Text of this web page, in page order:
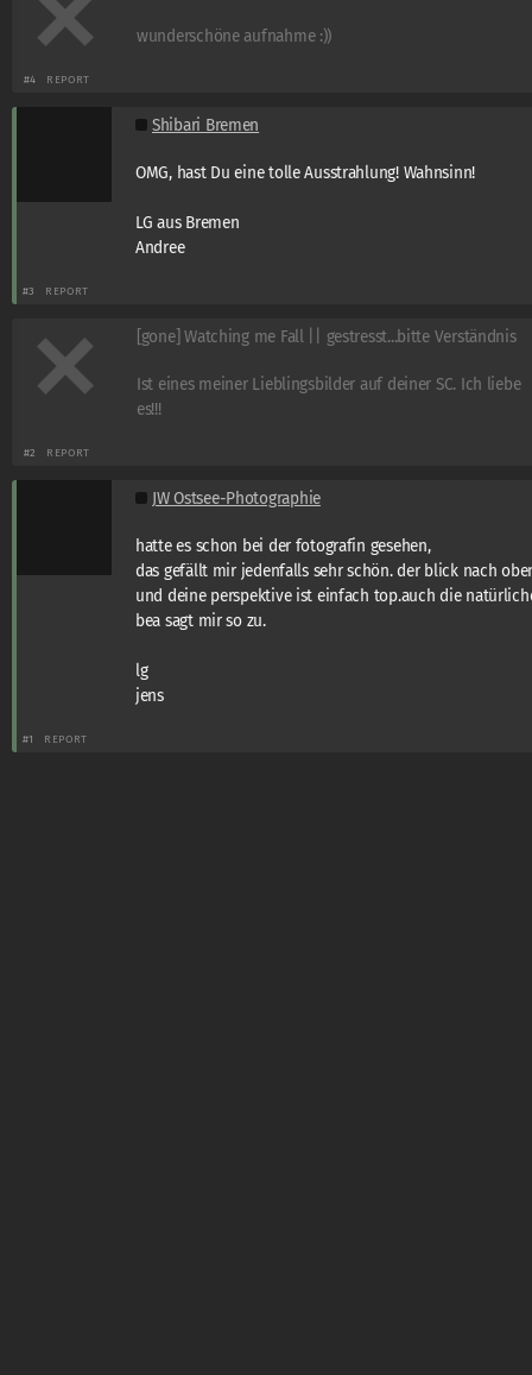
wunderschöne aufnahme :))
#4 REPORT
Shibari Bremen
OMG, hast Du eine tolle Ausstrahlung! Wahnsinn!
LG aus Bremen
Andree
#3 REPORT
[gone] Watching me Fall || gestresst...bitte Verständnis
Ist eines meiner Lieblingsbilder auf deiner SC. Ich liebe
es!!!
#2 REPORT
JW Ostsee-Photographie
hatte es schon bei der fotografin gesehen,
das gefällt mir jedenfalls sehr schön. der blick nach
und deine perspektive ist einfach top.auch die
bea sagt mir so zu.
lg
jens
#1 REPORT